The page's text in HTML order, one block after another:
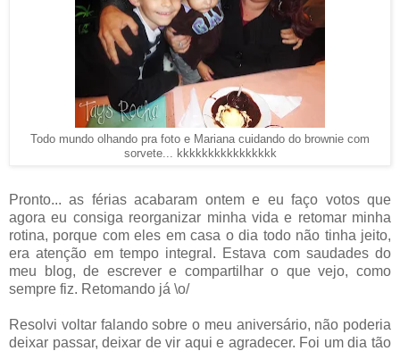
Todo mundo olhando pra foto e Mariana cuidando do brownie com
sorvete... kkkkkkkkkkkkkkkk
Pronto... as férias acabaram ontem e eu faço votos que
agora eu consiga reorganizar minha vida e retomar minha
rotina, porque com eles em casa o dia todo não tinha jeito,
era atenção em tempo integral. Estava com saudades do
meu blog, de escrever e compartilhar o que vejo, como
sempre fiz. Retomando já \o/
Resolvi voltar falando sobre o meu aniversário, não poderia
deixar passar, deixar de vir aqui e agradecer. Foi um dia tão